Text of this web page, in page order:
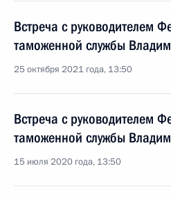
Встреча с руководителем
таможенной службы
25 октября 2021 года, 13:50
Встреча с руководителем
таможенной службы
15 июля 2020 года, 13:50